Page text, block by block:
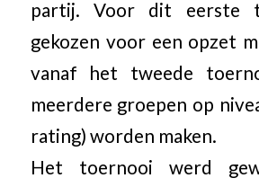
partij. Voor dit eerste
gekozen voor een opzet
vanaf het tweede
meerdere groepen op
rating) worden maken.
Het toernooi werd